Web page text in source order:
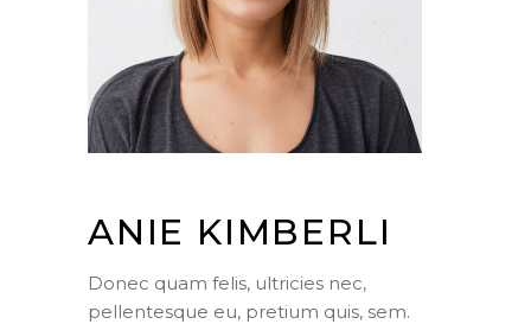
ANIE KIMBERLI
Donec quam felis, ultricies nec,
pellentesque eu, pretium quis, sem.